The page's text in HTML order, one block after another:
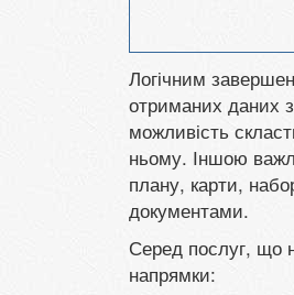
Логічним
отриманих даних
можливість
ньому. Іншою
плану, карти,
документами.
Серед послуг, що
напрямки: